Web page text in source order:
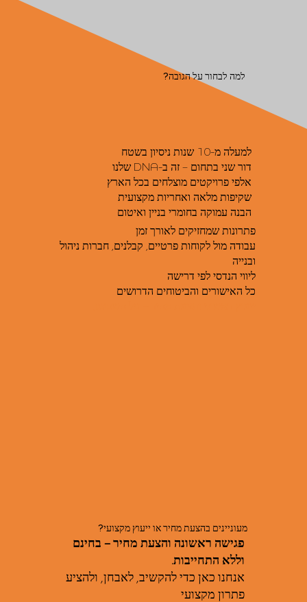
למה לבחור על הגובה?
למעלה מ-10 שנות ניסיון בשטח
דור שני בתחום – זה ב-DNA שלנו
אלפי פרויקטים מוצלחים בכל הארץ
שקיפות מלאה ואחריות מקצועית
הבנה עמוקה בחומרי בניין ואיטום
פתרונות שמחזיקים לאורך זמן
עבודה מול לקוחות פרטיים, קבלנים, חברות ניהול
ובנייה
ליווי הנדסי לפי דרישה
כל האישורים והביטוחים הדרושים
מעוניינים בהצעת מחיר או ייעוץ מקצועי?
פגישה ראשונה והצעת מחיר – בחינם
וללא התחייבות.
אנחנו כאן כדי להקשיב, לאבחן, ולהציע
פתרון מקצועי